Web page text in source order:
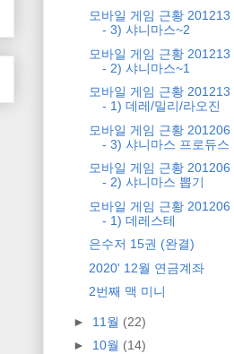
모바일 게임 근황 201213
- 3) 샤니마스~2
모바일 게임 근황 201213
- 2) 샤니마스~1
모바일 게임 근황 201213
- 1) 데레/밀리/라오진
모바일 게임 근황 201206
- 3) 샤니마스 프로듀스
모바일 게임 근황 201206
- 2) 샤니마스 뽑기
모바일 게임 근황 201206
- 1) 데레스테
은수저 15권 (완결)
2020' 12월 연금계좌
2번째 맥 미니
► 11월 (22)
► 10월 (14)